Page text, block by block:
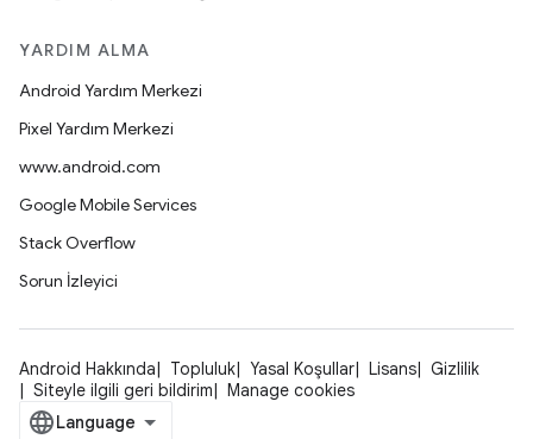
YARDIM ALMA
Android Yardım Merkezi
Pixel Yardım Merkezi
www.android.com
Google Mobile Services
Stack Overflow
Sorun İzleyici
Android Hakkında Topluluk Yasal Koşullar Lisans
Gizlilik
Siteyle ilgili geri bildirim
Manage cookies